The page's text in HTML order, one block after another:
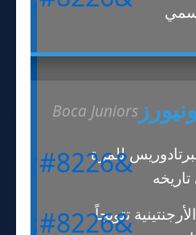
Boca Juniors
للمرة
تتويجاً